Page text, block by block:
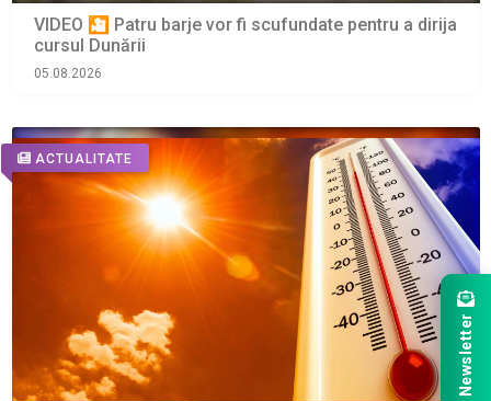
VIDEO 🎦 Patru barje vor fi scufundate pentru a dirija
cursul Dunării
05.08.2026
ACTUALITATE
Newsletter